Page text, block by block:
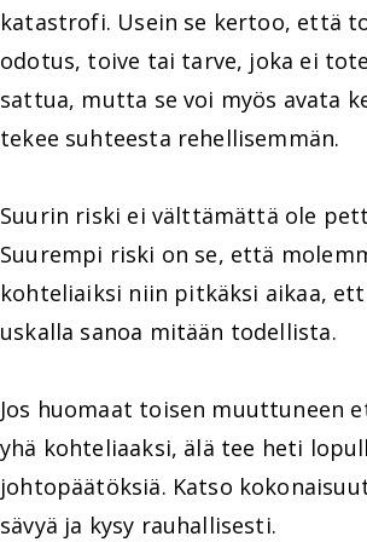
katastrofi. Usein se kertoo, että
odotus, toive tai tarve, joka ei
sattua, mutta se voi myös avata
tekee suhteesta rehellisemmän.
Suurin riski ei välttämättä ole
Suurempi riski on se, että
kohteliaiksi niin pitkäksi aikaa,
uskalla sanoa mitään todellista.
Jos huomaat toisen muuttuneen
yhä kohteliaaksi, älä tee heti
johtopäätöksiä. Katso
sävyä ja kysy rauhallisesti.